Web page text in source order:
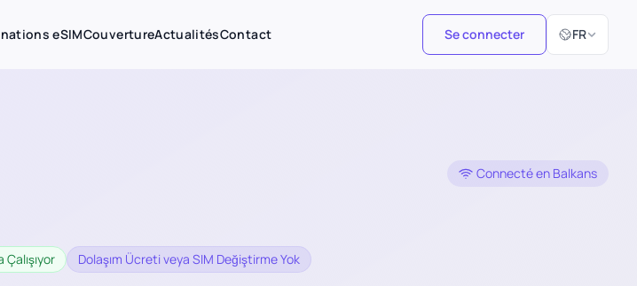
eSIMCouvertureActualitésContact Se connecter FR
Sélectionner
Connecté en Balkans
Dolaşım Ücreti veya SIM Değiştirme Yok